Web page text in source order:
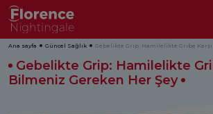
Ana sayfa Güncel Sağlık Gebelikte Grip: Hamilelikte Gribe
Gebelikte Grip: Hamilelikte
Bilmeniz Gereken Her Şey